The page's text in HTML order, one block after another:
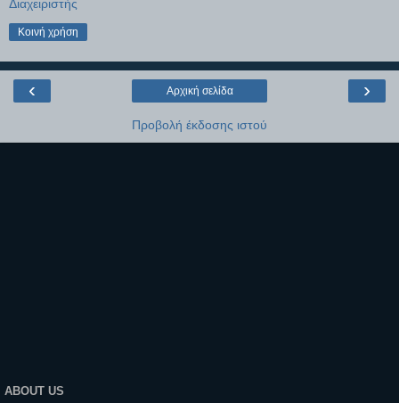
Διαχειριστής
Κοινή χρήση
‹ ›
Αρχική σελίδα
Προβολή έκδοσης ιστού
ABOUT US